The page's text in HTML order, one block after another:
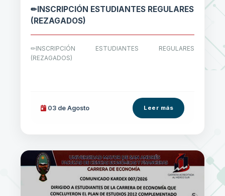
✏INSCRIPCIÓN ESTUDIANTES REGULARES
(REZAGADOS)
✏INSCRIPCIÓN ESTUDIANTES REGULARES
(REZAGADOS)
03 de Agosto Leer más